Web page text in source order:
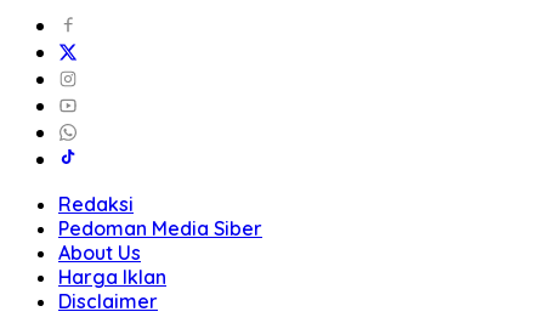
Redaksi
Pedoman Media Siber
About Us
Harga Iklan
Disclaimer